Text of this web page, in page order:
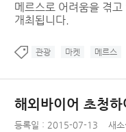
메르스로 어려움을 겪
개최됩니다.
관광 마켓 메르스
해외바이어 초청
등록일 : 2015-07-13 새소